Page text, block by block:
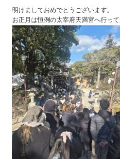
明けましておめでとうございます。
お正月は恒例の太宰府天満宮へ行って